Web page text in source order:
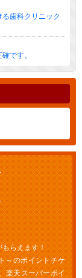
歯科クリニック
です。
もらえます！
～のポイントチケ
楽天スーパーポイ